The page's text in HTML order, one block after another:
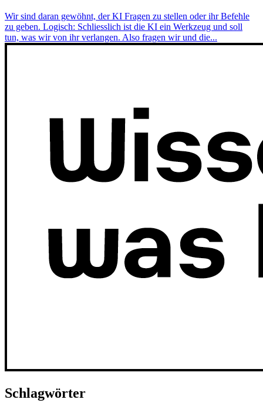
Wir sind daran gewöhnt, der KI Fragen zu stellen oder ihr Befehle
zu geben. Logisch: Schliesslich ist die KI ein Werkzeug und soll
tun, was wir von ihr verlangen. Also fragen wir und die...
Schlagwörter